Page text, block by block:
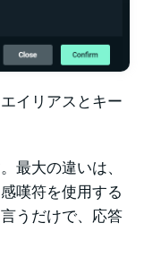
イリアスとキー
最大の違いは、
嘆符を使用する
うだけで、応答